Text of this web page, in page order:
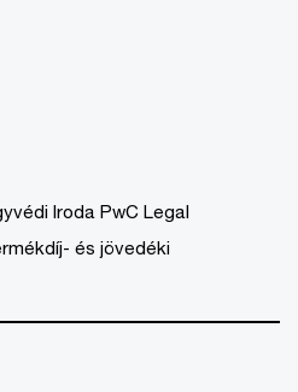
Iroda PwC Legal
és jövedéki